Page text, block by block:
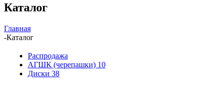
Каталог
Главная
-Каталог
Распродажа
АГШК (черепашки) 10
Диски 38